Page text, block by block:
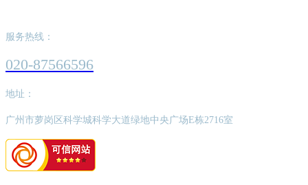
服务热线：
020-87566596
地址：
广州市萝岗区科学城科学大道绿地中央广场E栋2716室